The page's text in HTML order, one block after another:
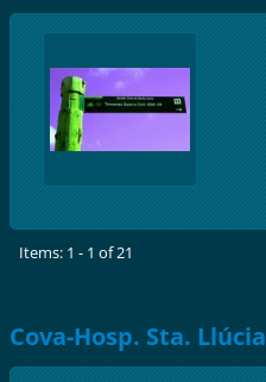
Items: 1 - 1 of 21
Cova-Hosp. Sta. Llúcia